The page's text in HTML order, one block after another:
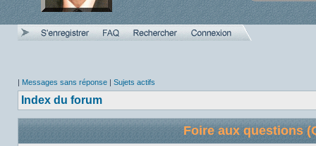
| Messages sans réponse | Sujets actifs
Index du forum
Foire aux questions